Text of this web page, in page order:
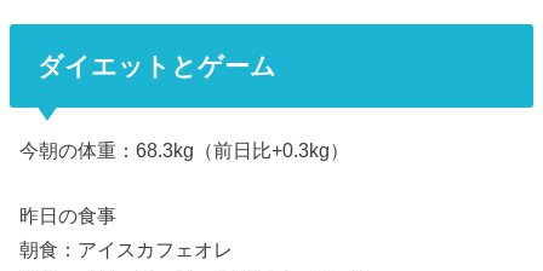
ダイエットとゲーム
今朝の体重：68.3kg（前日比+0.3kg）
昨日の食事
朝食：アイスカフェオレ